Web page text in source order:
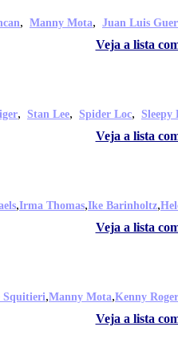
, Manny Mota, Juan Luis
Veja a lista
, Stan Lee, Spider Loc, Sleepy
Veja a lista
,Irma Thomas,Ike Barinholtz,
Veja a lista
Squitieri,Manny Mota,Kenny
Veja a lista